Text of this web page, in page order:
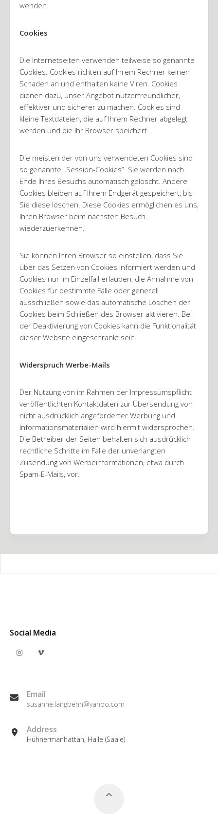
wenden.
Cookies
Die Internetseiten verwenden teilweise so genannte
Cookies. Cookies richten auf Ihrem Rechner keinen
Schaden an und enthalten keine Viren. Cookies
dienen dazu, unser Angebot nutzerfreundlicher,
effektiver und sicherer zu machen. Cookies sind
kleine Textdateien, die auf Ihrem Rechner abgelegt
werden und die Ihr Browser speichert.
Die meisten der von uns verwendeten Cookies sind
so genannte „Session-Cookies“. Sie werden nach
Ende Ihres Besuchs automatisch gelöscht. Andere
Cookies bleiben auf Ihrem Endgerät gespeichert, bis
Sie diese löschen. Diese Cookies ermöglichen es uns,
Ihren Browser beim nächsten Besuch
wiederzuerkennen.
Sie können Ihren Browser so einstellen, dass Sie
über das Setzen von Cookies informiert werden und
Cookies nur im Einzelfall erlauben, die Annahme von
Cookies für bestimmte Fälle oder generell
ausschließen sowie das automatische Löschen der
Cookies beim Schließen des Browser aktivieren. Bei
der Deaktivierung von Cookies kann die Funktionalität
dieser Website eingeschränkt sein.
Widerspruch Werbe-Mails
Der Nutzung von im Rahmen der Impressumspflicht
veröffentlichten Kontaktdaten zur Übersendung von
nicht ausdrücklich angeforderter Werbung und
Informationsmaterialien wird hiermit widersprochen.
Die Betreiber der Seiten behalten sich ausdrücklich
rechtliche Schritte im Falle der unverlangten
Zusendung von Werbeinformationen, etwa durch
Spam-E-Mails, vor.
Social Media
Email
susanne.langbehn@yahoo.com
Address
Hühnermanhattan, Halle (Saale)